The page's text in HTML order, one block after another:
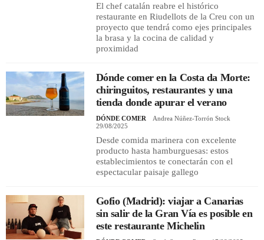
El chef catalán reabre el histórico
restaurante en Riudellots de la Creu con un
proyecto que tendrá como ejes principales
la brasa y la cocina de calidad y
proximidad
Dónde comer en la Costa da Morte:
chiringuitos, restaurantes y una
tienda donde apurar el verano
DÓNDE COMER
Andrea Núñez-Torrón Stock
29/08/2025
Desde comida marinera con excelente
producto hasta hamburguesas: estos
establecimientos te conectarán con el
espectacular paisaje gallego
Gofio (Madrid): viajar a Canarias
sin salir de la Gran Vía es posible en
este restaurante Michelin